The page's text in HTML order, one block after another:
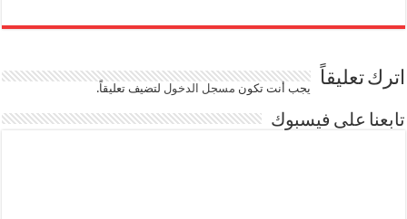
اترك تعليقاً يجب أنت تكون مسجل الدخوللتضيف تعليقاً.
تابعنا على فيسبوك